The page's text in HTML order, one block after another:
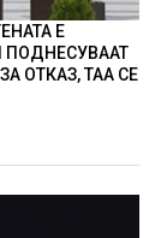
Е
ПОДНЕСУВААТ
ОТКАЗ, ТАА СЕ